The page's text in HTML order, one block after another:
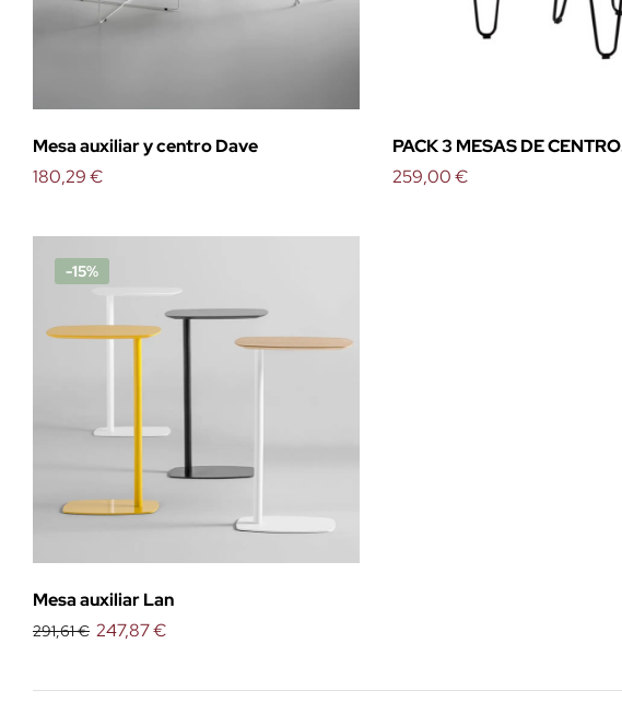
Mesa auxiliar y centro Dave
180,29 €
PACK 3 MESAS DE CENTRO
NERO/FABIO DE SOMCASA
259,00 €
-15%
Mesa auxiliar Lan
291,61 € 247,87 €